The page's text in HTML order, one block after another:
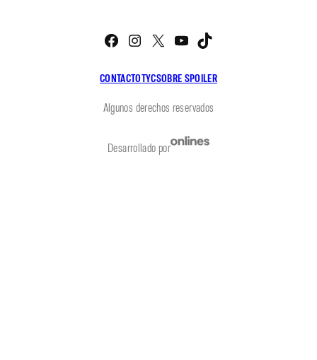
CONTACTOTYCSOBRE SPOILER
Facebook
Instagram
X YouTube
Algunos derechos reservados
Desarrollado por